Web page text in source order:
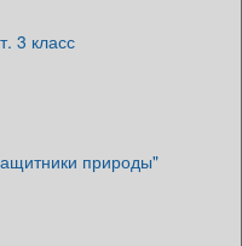
3 класс
природы"